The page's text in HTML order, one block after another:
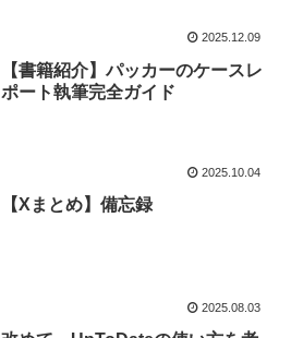
2025.12.09
【書籍紹介】パッカーのケースレ
ポート執筆完全ガイド
2025.10.04
【Xまとめ】備忘録
2025.08.03